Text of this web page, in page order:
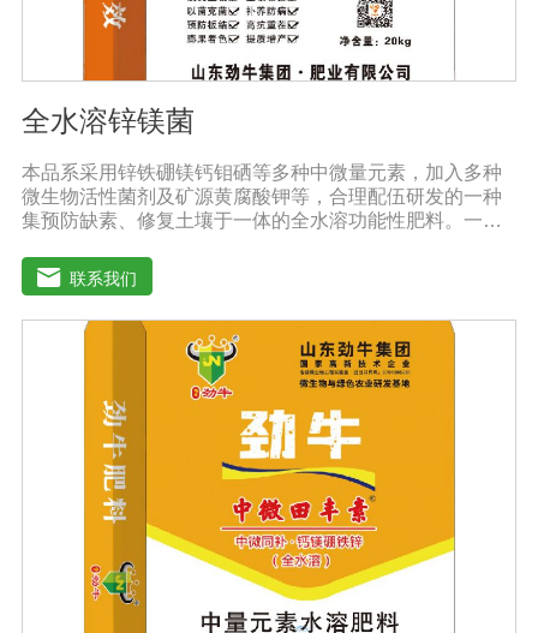
全水溶锌镁菌
本品系采用锌铁硼镁钙钼硒等多种中微量元素，加入多种
微生物活性菌剂及矿源黄腐酸钾等，合理配伍研发的一种
集预防缺素、修复土壤于一体的全水溶功能性肥料。一肥
剂”，配方科学，配比创新领先技术，多素合一，具有提苗
快、生根猛、改良土壤，防病抗重茬之功效，使土壤暄松
透气，使作物生长旺盛，有效预防由土壤传播的植物病原
及植物缺素引起的黄叶、弱苗、僵苗、死苗烂根、死棵、
枯黄萎等病害，提高植物吸纳肥水的能力，降农残、提品
质、降低农业生产成本，从而达到增产增收的目的。适用
作物：本品登记作物:白菜。实践证明本品在蔬菜、果树、
瓜果、大田、中草药材、花卉、苗木、茶树等多种作物上
具有显著效果。用法用量：◆冲施、滴灌、撒施、机播、
混播、基施、种肥同播均可，一般亩用量18-20公斤，作物
缺素严重且有死苗烂根现象及土壤板结且十传杂菌较多地
块，亩用量30-40公斤。◆具体用法用量请根据土壤及作物
情况，在专业农技人员正确指导下使用。注意事项：1.阴
凉干燥处存放，禁止暴晒和雨淋2.内含大量有益活菌，禁
止与杀菌剂或含铜物质混用3.施用本品时可与多种非强
酸、强碱农药混合施用
联系我们